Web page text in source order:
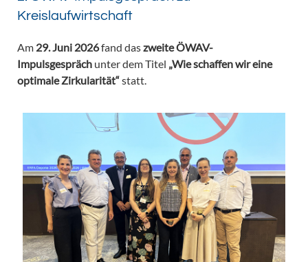
Kreislaufwirtschaft
Am 29. Juni 2026fand daszweite ÖWAV-
Impulsgespräch unter dem Titel „Wie schaffen wir eine
optimale Zirkularität“statt.